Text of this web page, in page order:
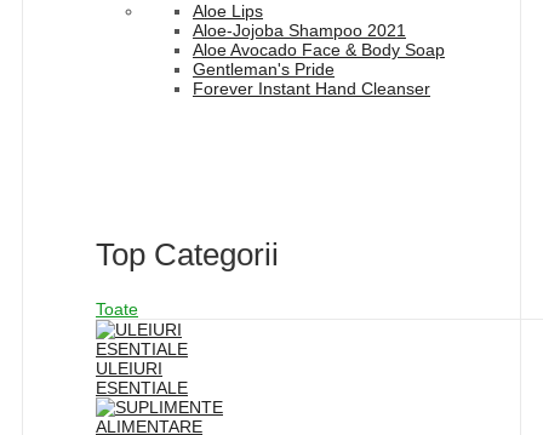
Aloe Lips
Aloe-Jojoba Shampoo 2021
Aloe Avocado Face & Body Soap
Gentleman's Pride
Forever Instant Hand Cleanser
Top Categorii
Toate
ULEIURI
ESENTIALE